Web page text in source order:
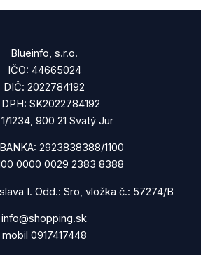
Blueinfo, s.r.o.
IČO: 44665024
DIČ: 2022784192
SK2022784192
1234, 900 21 Svätý Jur
2923838388/1100
0000 0029 2383 8388
I. Odd.: Sro, vložka č.: 57274/B
info@shopping.sk
mobil 0917417448